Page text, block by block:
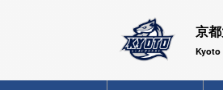
京
Kyoto